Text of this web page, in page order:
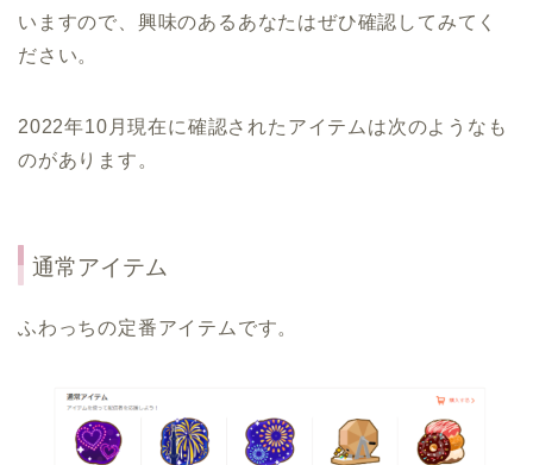
いますので、興味のあるあなたはぜひ確認してみてく
ださい。
2022年10月現在に確認されたアイテムは次のようなも
のがあります。
通常アイテム
ふわっちの定番アイテムです。